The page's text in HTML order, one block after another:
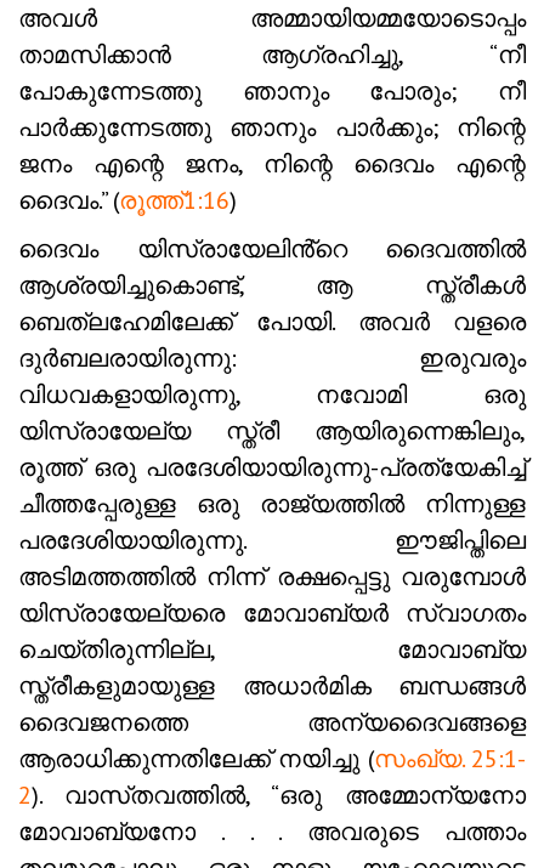
അവൾ അമ്മായിയമ്മയോടൊപ്പം
താമസിക്കാൻ ആഗ്രഹിച്ചു, “നീ
പോകുന്നേടത്തു ഞാനും പോരും; നീ
പാർക്കുന്നേടത്തു ഞാനും പാർക്കും; നിന്റെ
ജനം എന്റെ ജനം, നിന്റെ ദൈവം എന്റെ
ദൈവം.” (രൂത്ത്1:16)
ദൈവം യിസ്രായേലിൻ്റെ ദൈവത്തിൽ
ആശ്രയിച്ചുകൊണ്ട്, ആ സ്ത്രീകൾ
ബെത്ലഹേമിലേക്ക് പോയി. അവർ വളരെ
ദുർബലരായിരുന്നു: ഇരുവരും
വിധവകളായിരുന്നു, നവോമി ഒരു
യിസ്രായേല്യ സ്ത്രീ ആയിരുന്നെങ്കിലും,
രൂത്ത് ഒരു പരദേശിയായിരുന്നു-പ്രത്യേകിച്ച്
ചീത്തപ്പേരുള്ള ഒരു രാജ്യത്തിൽ നിന്നുള്ള
പരദേശിയായിരുന്നു. ഈജിപ്തിലെ
അടിമത്തത്തിൽ നിന്ന് രക്ഷപ്പെട്ടു വരുമ്പോൾ
യിസ്രായേല്യരെ മോവാബ്യർ സ്വാഗതം
ചെയ്തിരുന്നില്ല, മോവാബ്യ
സ്ത്രീകളുമായുള്ള അധാർമിക ബന്ധങ്ങൾ
ദൈവജനത്തെ അന്യദൈവങ്ങളെ
ആരാധിക്കുന്നതിലേക്ക് നയിച്ചു (സംഖ്യ. 25:1-
2). വാസ്‌തവത്തിൽ, “ഒരു അമ്മോന്യനോ
മോവാബ്യനോ . . . അവരുടെ പത്താം